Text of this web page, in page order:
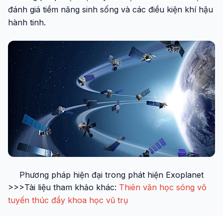
đánh giá tiềm năng sinh sống và các điều kiện khí hậu
hành tinh.
Phương pháp hiện đại trong phát hiện Exoplanet
>>>Tài liệu tham khảo khác: Thiên văn học sóng vô
tuyến thúc đẩy khoa học vũ trụ